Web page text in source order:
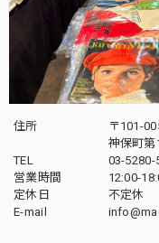
住所
〒101-
神保町
TEL
03-5280-
営業時間
12:00-
定休日
不定休
E-mail